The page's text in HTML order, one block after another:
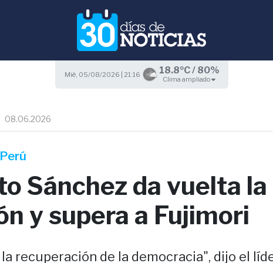
Mié, 05/08/2026 | 21:16 18.8ºC / 80%
Clima ampliado
08.06.2026
Sánchez da vuelta la
y supera a Fujimori
la recuperación de la democracia", dijo el